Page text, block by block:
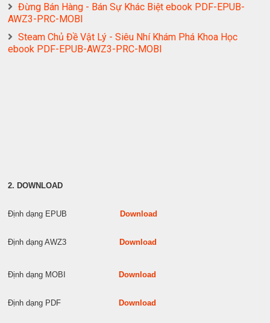
Đừng Bán Hàng - Bán Sự Khác Biệt ebook PDF-EPUB-
AWZ3-PRC-MOBI
Steam Chủ Đề Vật Lý - Siêu Nhí Khám Phá Khoa Học
ebook PDF-EPUB-AWZ3-PRC-MOBI
2. DOWNLOAD
Định dạng EPUB Download
Định dạng AWZ3 Download
Định dạng MOBI Download
Định dạng PDF Download